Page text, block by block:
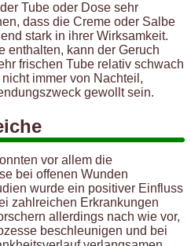
Tube oder Dose sehr
dass die Creme oder Salbe
stark in ihrer Wirksamkeit.
enthalten, kann der Geruch
frischen Tube relativ schwach
immer von Nachteil,
gewollt sein.
vor allem die
bei offenen Wunden
wurde ein positiver Einfluss
zahlreichen Erkrankungen
allerdings nach wie vor,
beschleunigen und bei